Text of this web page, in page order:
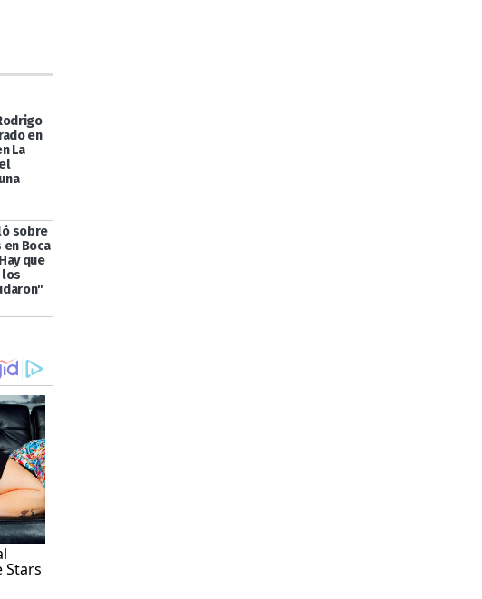
en
La
sobre
Boca
que
los